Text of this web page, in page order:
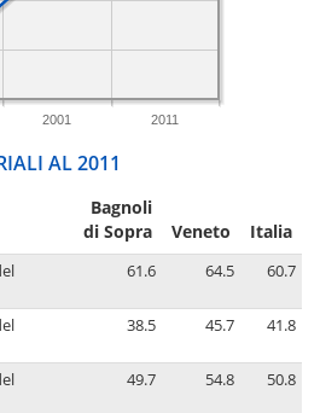
2001 2011
AL 2011
Bagnoli
di Sopra
Veneto Italia
61.6 64.5 60.7
38.5 45.7 41.8
49.7 54.8 50.8